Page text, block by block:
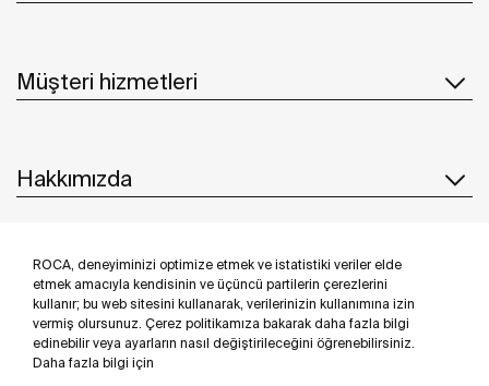
ROCA, deneyiminizi optimize etmek ve istatistiki veriler elde
etmek amacıyla kendisinin ve üçüncü partilerin çerezlerini
kullanır; bu web sitesini kullanarak, verilerinizin kullanımına izin
vermiş olursunuz. Çerez politikamıza bakarak daha fazla bilgi
edinebilir veya ayarların nasıl değiştirileceğini öğrenebilirsiniz.
Daha fazla bilgi için
Müşteri hizmetleri
Hakkımızda
İlham & Fikirler
Bizi takip edin